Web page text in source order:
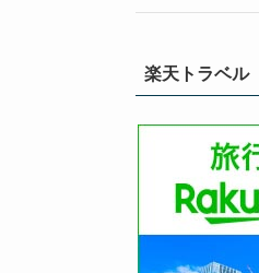
楽天トラベル